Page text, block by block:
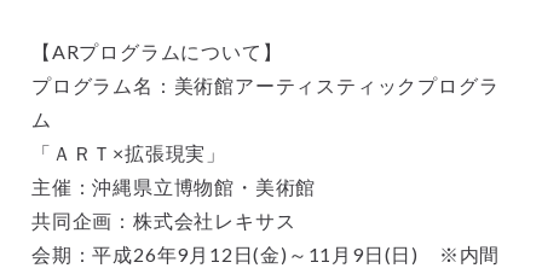
【ARプログラムについて】
プログラム名：美術館アーティスティックプログラ
ム
「ＡＲＴ×拡張現実」
主催：沖縄県立博物館・美術館
共同企画：株式会社レキサス
会期：平成26年9月12日(金)～11月9日(日) ※内間